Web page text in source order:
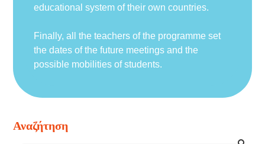
educational system of their own countries.
Finally, all the teachers of the programme set
the dates of the future meetings and the
possible mobilities of students.
Αναζήτηση